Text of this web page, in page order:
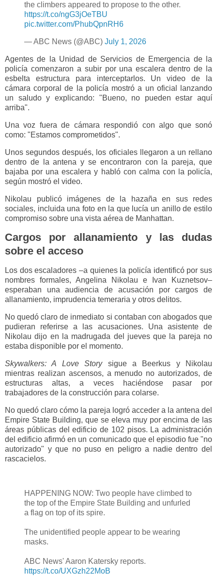
the climbers appeared to propose to the other.
https://t.co/ngG3jOeTBU
pic.twitter.com/PhubQpnRH6
— ABC News (@ABC) July 1, 2026
Agentes de la Unidad de Servicios de Emergencia de la
policía comenzaron a subir por una escalera dentro de la
esbelta estructura para interceptarlos. Un video de la
cámara corporal de la policía mostró a un oficial lanzando
un saludo y explicando: "Bueno, no pueden estar aquí
arriba".
Una voz fuera de cámara respondió con algo que sonó
como: "Estamos comprometidos".
Unos segundos después, los oficiales llegaron a un rellano
dentro de la antena y se encontraron con la pareja, que
bajaba por una escalera y habló con calma con la policía,
según mostró el video.
Nikolau publicó imágenes de la hazaña en sus redes
sociales, incluida una foto en la que lucía un anillo de estilo
compromiso sobre una vista aérea de Manhattan.
Cargos por allanamiento y las dudas
sobre el acceso
Los dos escaladores –a quienes la policía identificó por sus
nombres formales, Angelina Nikolau e Ivan Kuznetsov–
esperaban una audiencia de acusación por cargos de
allanamiento, imprudencia temeraria y otros delitos.
No quedó claro de inmediato si contaban con abogados que
pudieran referirse a las acusaciones. Una asistente de
Nikolau dijo en la madrugada del jueves que la pareja no
estaba disponible por el momento.
Skywalkers: A Love Storysigue a Beerkus y Nikolau
mientras realizan ascensos, a menudo no autorizados, de
estructuras altas, a veces haciéndose pasar por
trabajadores de la construcción para colarse.
No quedó claro cómo la pareja logró acceder a la antena del
Empire State Building, que se eleva muy por encima de las
áreas públicas del edificio de 102 pisos. La administración
del edificio afirmó en un comunicado que el episodio fue "no
autorizado" y que no puso en peligro a nadie dentro del
rascacielos.
HAPPENING NOW: Two people have climbed to
the top of the Empire State Building and unfurled
a flag on top of its spire.
The unidentified people appear to be wearing
masks.
ABC News' Aaron Katersky reports.
https://t.co/UXGzh22MoB